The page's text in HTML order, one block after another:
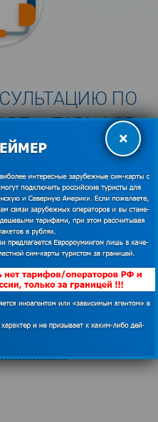
ПО
И ТАРИФОВ
и покупке
34
по РФ)
×